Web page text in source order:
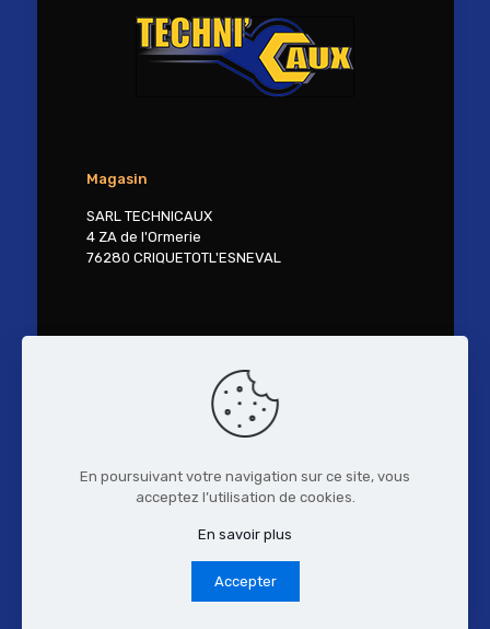
Magasin
SARL TECHNICAUX
4 ZA de l'Ormerie
76280 CRIQUETOTL'ESNEVAL
contact@technicaux.fr
Politique de confidentialité- Réalisation :
En poursuivant votre navigation sur ce site, vous
acceptez l’utilisation de cookies.
En savoir plus
Accepter